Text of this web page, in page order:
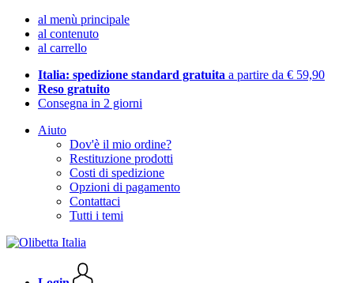
al menù principale
al contenuto
al carrello
Italia: spedizione standard gratuita a partire da € 59,90
Reso gratuito
Consegna in 2 giorni
Aiuto
Dov'è il mio ordine?
Restituzione prodotti
Costi di spedizione
Opzioni di pagamento
Contattaci
Tutti i temi